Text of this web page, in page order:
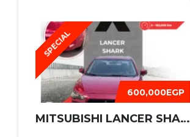
SPECIAL
600,000EGP
MITSUBISHI LANCER SHARK 2016